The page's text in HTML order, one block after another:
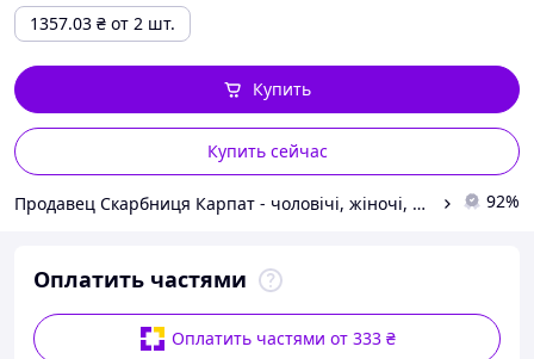
1357.03 ₴ от 2 шт.
Купить сейчас
Купить
Продавец Скарбниця Карпат - чоловічі, жіночі, дитячі вишиванки, гердани, ручної роботи 92%
Оплатить частями
Оплатить частями от 333 ₴